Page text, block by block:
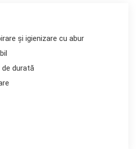
și igienizare cu abur
durată